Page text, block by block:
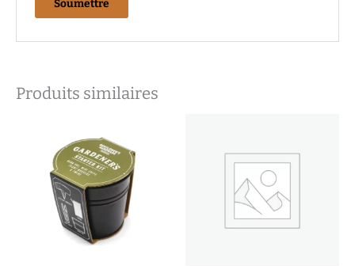
Produits similaires